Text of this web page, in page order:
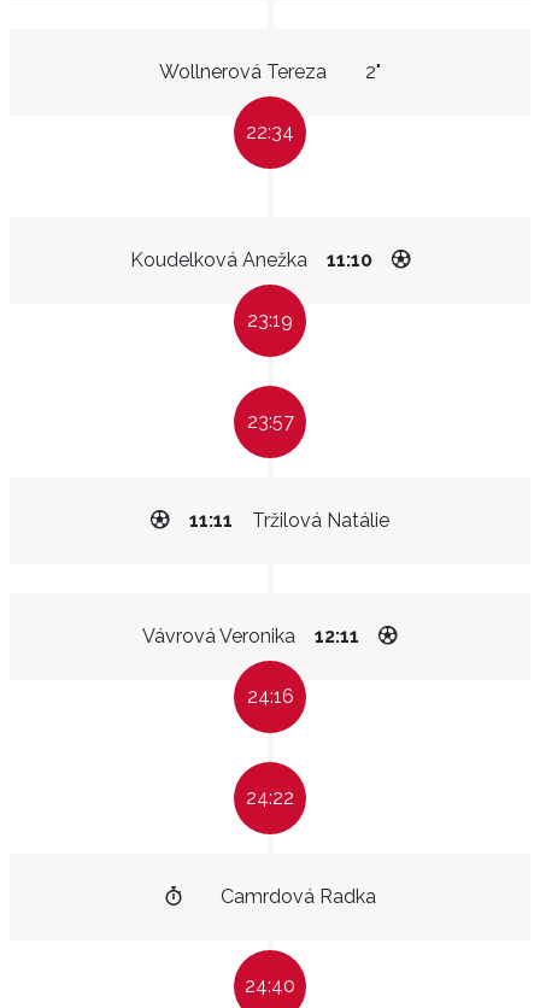
Wollnerová Tereza 2"
22:34
Koudelková Anežka 11:10
23:19
23:57
Tržilová Natálie
11:11
Vávrová Veronika 12:11
24:16
24:22
Camrdová Radka
24:40